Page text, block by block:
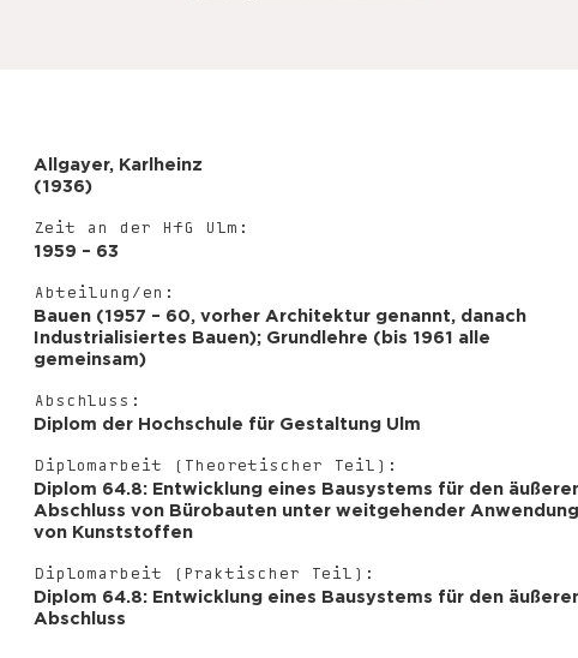
Allgayer, Karlheinz
(1936)
Zeit an der HfG Ulm:
1959 – 63
Abteilung/en:
Bauen (1957 – 60, vorher Architektur genannt, danach
Industrialisiertes Bauen); Grundlehre (bis 1961 alle
gemeinsam)
Abschluss:
Diplom der Hochschule für Gestaltung Ulm
Diplomarbeit (Theoretischer Teil):
Diplom 64.8: Entwicklung eines Bausystems für den
Abschluss von Bürobauten unter weitgehender Anwendung
von Kunststoffen
Diplomarbeit (Praktischer Teil):
Diplom 64.8: Entwicklung eines Bausystems für den
Abschluss